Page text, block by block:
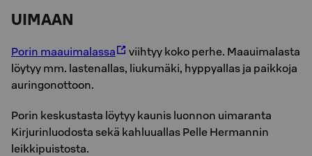
UIMAAN
Porin maauimalassa
viihtyy koko perhe. Maauimalasta
löytyy mm. lastenallas, liukumäki, hyppyallas ja paikkoja
auringonottoon.
Porin keskustasta löytyy kaunis luonnon uimaranta
Kirjurinluodosta sekä kahluuallas Pelle Hermannin
leikkipuistosta.